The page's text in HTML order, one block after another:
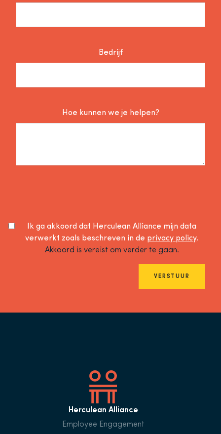
Bedrijf
Hoe kunnen we je helpen?
Ik ga akkoord dat Herculean Alliance mijn data
verwerkt zoals beschreven in de privacy policy.
Akkoord is vereist om verder te gaan.
VERSTUUR
Herculean Alliance
Employee Engagement